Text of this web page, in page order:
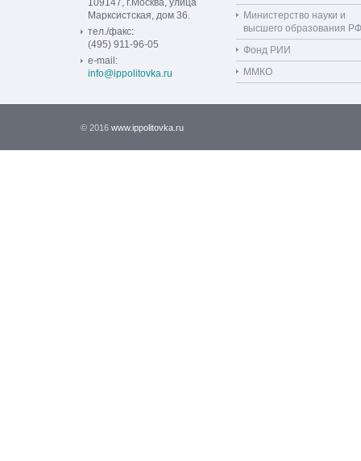
109147, г.Москва, улица
Марксистская, дом 36.
тел./факс:
(495) 911-96-05
e-mail:
info@ippolitovka.ru
Министерство науки и
высшего образования РФ
Фонд РИИ
ММКО
© 2016 www.ippolitovka.ru